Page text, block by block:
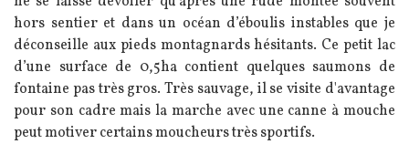
hors sentier et dans un océan d’éboulis instables que je
déconseille aux pieds montagnards hésitants. Ce petit lac
d’une surface de 0,5ha contient quelques saumons de
fontaine pas très gros. Très sauvage, il se visite d'avantage
pour son cadre mais la marche avec une canne à mouche
peut motiver certains moucheurs très sportifs.